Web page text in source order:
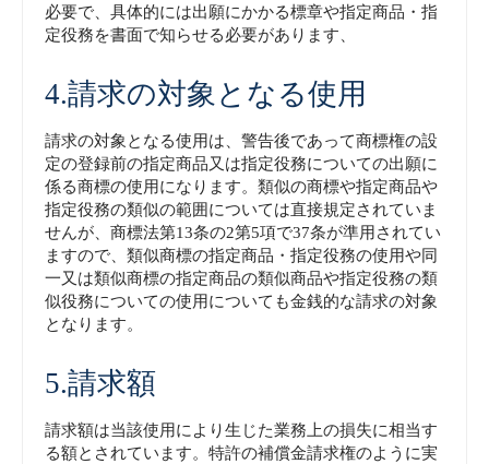
必要で、具体的には出願にかかる標章や指定商品・指
定役務を書面で知らせる必要があります、
4.請求の対象となる使用
請求の対象となる使用は、警告後であって商標権の設
定の登録前の指定商品又は指定役務についての出願に
係る商標の使用になります。類似の商標や指定商品や
指定役務の類似の範囲については直接規定されていま
せんが、商標法第13条の2第5項で37条が準用されてい
ますので、類似商標の指定商品・指定役務の使用や同
一又は類似商標の指定商品の類似商品や指定役務の類
似役務についての使用についても金銭的な請求の対象
となります。
5.請求額
請求額は当該使用により生じた業務上の損失に相当す
る額とされています。特許の補償金請求権のように実